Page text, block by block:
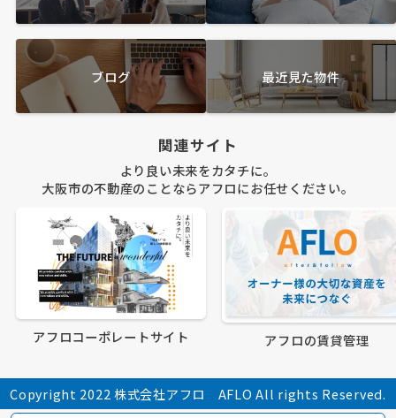
ブログ 最近見た物件
関連サイト
より良い未来をカタチに。
大阪市の不動産のことならアフロにお任せください。
アフロコーポレートサイト アフロの賃貸管理
Copyright 2022 株式会社アフロ AFLO All rights Reserved.